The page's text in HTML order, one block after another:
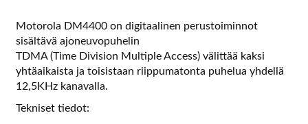
Motorola DM4400 on digitaalinen perustoiminnot
sisältävä ajoneuvopuhelin
TDMA (Time Division Multiple Access) välittää kaksi
yhtäaikaista ja toisistaan riippumatonta puhelua yhdellä
12,5KHz kanavalla.
Tekniset tiedot: